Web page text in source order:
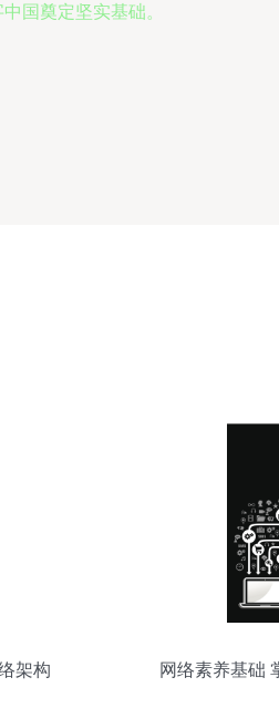
国奠定坚实基础。
架构
网络素养基础